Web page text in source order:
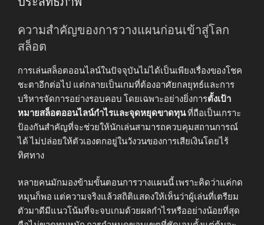
ความสำคัญของการวางแผนก่อนเข้าสู่โลก
สล็อต
การเล่นสล็อตออนไลน์ในปัจจุบันไม่ได้เป็นเพียงเรื่องของโชค
ชะตาอีกต่อไป แต่กลายเป็นเกมที่ต้องอาศัยกลยุทธ์และการ
บริหารจัดการอย่างรอบคอบ โดยเฉพาะอย่างยิ่งการตั้งเป้า
หมายสล็อตออนไลน์กำไรและจุดหยุดขาดทุนที่ถือเป็นเกราะ
ป้องกันสำคัญที่จะช่วยให้นักเล่นสามารถควบคุมสถานการณ์
ได้ ไม่ปล่อยให้ตัวเองตกอยู่ในวังวนของการเสียเงินโดยไร้
ทิศทาง
หลายคนมักมองข้ามขั้นตอนการวางแผนนี้ เพราะคิดว่าแค่กด
หมุนก็พอ แต่ความจริงแล้วสถิติแสดงให้เห็นว่าผู้เล่นที่เตรียม
ตัวมาดีมีแนวโน้มที่จะจบเกมด้วยผลกำไรหรืออย่างน้อยที่สุด